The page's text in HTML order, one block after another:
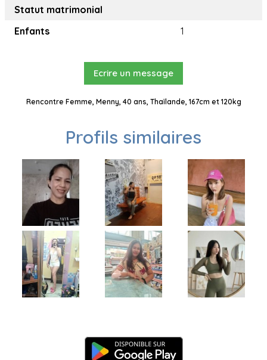
Statut matrimonial
Enfants
1
Ecrire un message
Rencontre Femme, Menny, 40 ans, Thaïlande, 167cm et 120kg
Profils similaires